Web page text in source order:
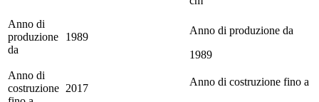
Anno di
produzione
da
1989
Anno di produzione da
1989
Anno di
costruzione 2017
Anno di costruzione fino a